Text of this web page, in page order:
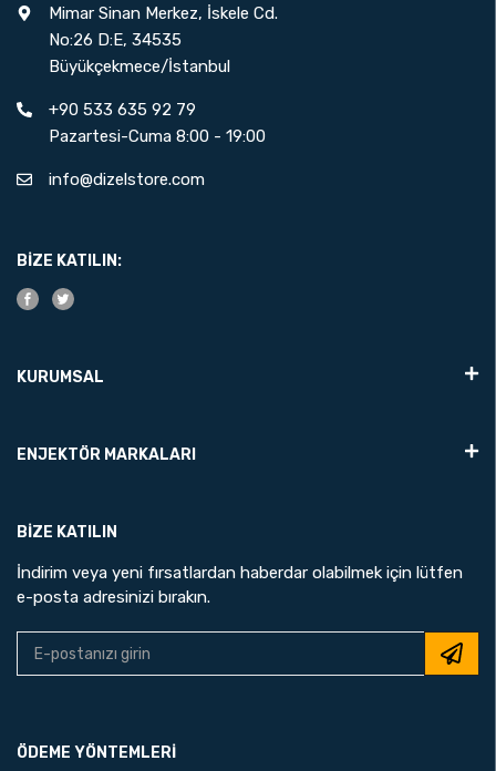
Mimar Sinan Merkez, İskele Cd.
No:26 D:E, 34535
Büyükçekmece/İstanbul
+90 533 635 92 79
Pazartesi-Cuma 8:00 - 19:00
info@dizelstore.com
BIZE KATILIN:
KURUMSAL
ENJEKTÖR MARKALARI
BIZE KATILIN
İndirim veya yeni fırsatlardan haberdar olabilmek için lütfen
e-posta adresinizi bırakın.
ÖDEME YÖNTEMLERİ